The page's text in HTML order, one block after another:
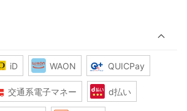
iD WAON QUICPay
交通系電子マネー d払い